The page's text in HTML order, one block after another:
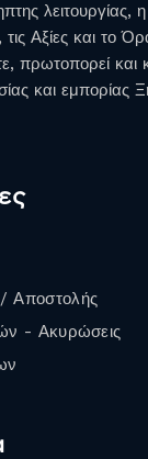
τις Αξίες και το
πρωτοπορεί και
και
Αποστολής
- Ακυρώσεις